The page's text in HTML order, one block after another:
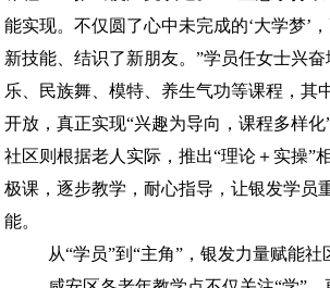
能实现。不仅圆了心中未完成的‘大学梦’
新技能、结识了新朋友。”学员任女士兴
乐、民族舞、模特、养生气功等课程，其
开放，真正实现“兴趣为导向，课程多样
社区则根据老人实际，推出“理论＋实操”
极课，逐步教学，耐心指导，让银发学员
能。
从“学员”到“主角”，银发力量赋能社